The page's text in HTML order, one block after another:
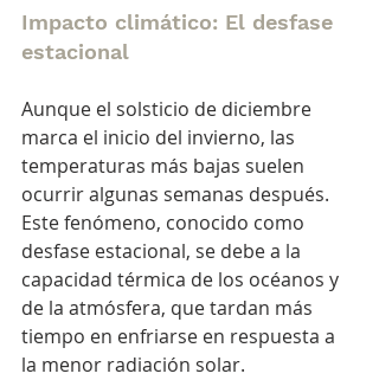
Impacto climático: El desfase
estacional
Aunque el solsticio de diciembre
marca el inicio del invierno, las
temperaturas más bajas suelen
ocurrir algunas semanas después.
Este fenómeno, conocido como
desfase estacional, se debe a la
capacidad térmica de los océanos y
de la atmósfera, que tardan más
tiempo en enfriarse en respuesta a
la menor radiación solar.